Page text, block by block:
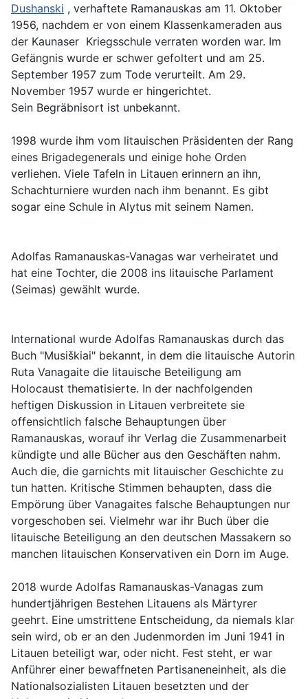
Dushanski , verhaftete Ramanauskas am 11. Oktober
1956, nachdem er von einem Klassenkameraden aus
der Kaunaser Kriegsschule verraten worden war. Im
Gefängnis wurde er schwer gefoltert und am 25.
September 1957 zum Tode verurteilt. Am 29.
November 1957 wurde er hingerichtet.
Sein Begräbnisort ist unbekannt.
1998 wurde ihm vom litauischen Präsidenten der Rang
eines Brigadegenerals und einige hohe Orden
verliehen. Viele Tafeln in Litauen erinnern an ihn,
Schachturniere wurden nach ihm benannt. Es gibt
sogar eine Schule in Alytus mit seinem Namen.
Adolfas Ramanauskas-Vanagas war verheiratet und
hat eine Tochter, die 2008 ins litauische Parlament
(Seimas) gewählt wurde.
International wurde Adolfas Ramanauskas durch das
Buch "Musiškiai" bekannt, in dem die litauische Autorin
Ruta Vanagaite die litauische Beteiligung am
Holocaust thematisierte. In der nachfolgenden
heftigen Diskussion in Litauen verbreitete sie
offensichtlich falsche Behauptungen über
Ramanauskas, worauf ihr Verlag die Zusammenarbeit
kündigte und alle Bücher aus den Geschäften nahm.
Auch die, die garnichts mit litauischer Geschichte zu
tun hatten. Kritische Stimmen behaupten, dass die
Empörung über Vanagaites falsche Behauptungen nur
vorgeschoben sei. Vielmehr war ihr Buch über die
litauische Beteiligung an den deutschen Massakern so
manchen litauischen Konservativen ein Dorn im Auge.
2018 wurde Adolfas Ramanauskas-Vanagas zum
hundertjährigen Bestehen Litauens als Märtyrer
geehrt. Eine umstrittene Entscheidung, da niemals klar
sein wird, ob er an den Judenmorden im Juni 1941 in
Litauen beteiligt war, oder nicht. Fest steht, er war
Anführer einer bewaffneten Partisaneneinheit, als die
Nationalsozialisten Litauen besetzten und der